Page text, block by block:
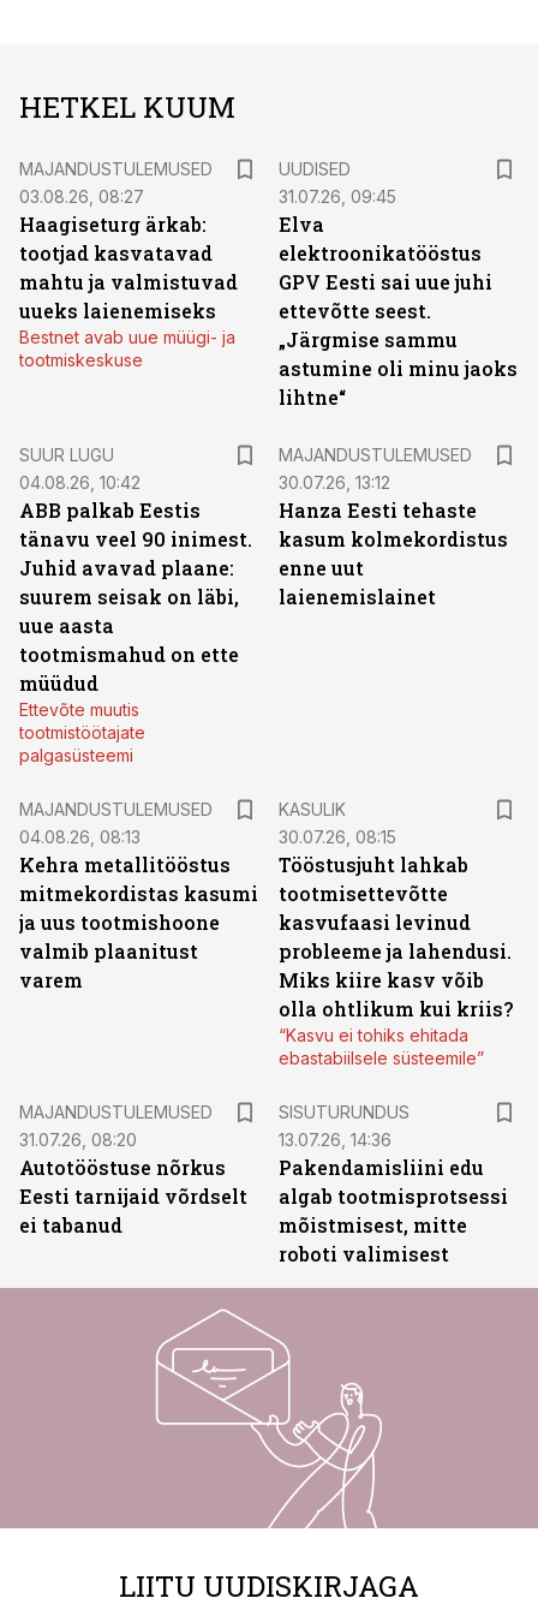
HETKEL KUUM
MAJANDUSTULEMUSED
03.08.26, 08:27
Haagiseturg ärkab:
tootjad kasvatavad
mahtu ja valmistuvad
uueks laienemiseks
Bestnet avab uue müügi- ja
tootmiskeskuse
UUDISED
31.07.26, 09:45
Elva
elektroonikatööstus
GPV Eesti sai uue juhi
ettevõtte seest.
„Järgmise sammu
astumine oli minu jaoks
lihtne“
SUUR LUGU
04.08.26, 10:42
ABB palkab Eestis
tänavu veel 90 inimest.
Juhid avavad plaane:
suurem seisak on läbi,
uue aasta
tootmismahud on ette
müüdud
Ettevõte muutis
tootmistöötajate
palgasüsteemi
MAJANDUSTULEMUSED
30.07.26, 13:12
Hanza Eesti tehaste
kasum kolmekordistus
enne uut
laienemislainet
MAJANDUSTULEMUSED
04.08.26, 08:13
Kehra metallitööstus
mitmekordistas kasumi
ja uus tootmishoone
valmib plaanitust
varem
KASULIK
30.07.26, 08:15
Tööstusjuht lahkab
tootmisettevõtte
kasvufaasi levinud
probleeme ja lahendusi.
Miks kiire kasv võib
olla ohtlikum kui kriis?
“Kasvu ei tohiks ehitada
ebastabiilsele süsteemile”
MAJANDUSTULEMUSED
31.07.26, 08:20
Autotööstuse nõrkus
Eesti tarnijaid võrdselt
ei tabanud
SISUTURUNDUS
13.07.26, 14:36
Pakendamisliini edu
algab tootmisprotsessi
mõistmisest, mitte
roboti valimisest
LIITU UUDISKIRJAGA